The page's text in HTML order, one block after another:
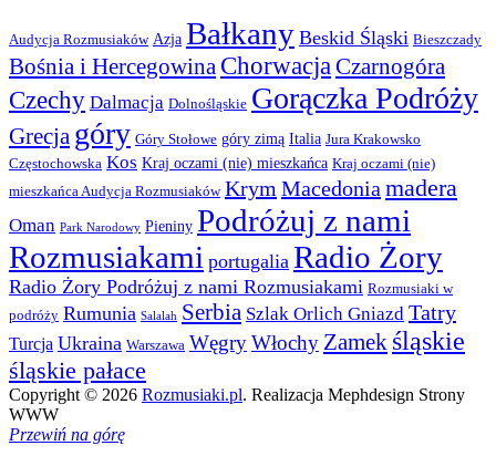
Audycja Rozmusiaków Azja Bałkany Beskid Śląski Bieszczady
Bośnia i Hercegowina ChorwacjaCzarnogóra
Czechy Dalmacja Dolnośląskie Gorączka Podróży
Grecja góry Góry Stołowe góry zimą Italia Jura Krakowsko
Częstochowska Kos Kraj oczami (nie) mieszkańca Kraj oczami (nie)
mieszkańca Audycja Rozmusiaków Krym Macedonia madera
Oman Park Narodowy Pieniny Podróżuj z nami
Rozmusiakami portugalia Radio Żory
Radio Żory Podróżuj z nami Rozmusiakami Rozmusiaki w
podróży Rumunia Salalah Serbia Szlak Orlich Gniazd Tatry
Turcja Ukraina Warszawa WęgryWłochy Zamek śląskie
śląskie pałace
Copyright © 2026 Rozmusiaki.pl. Realizacja Mephdesign Strony
WWW
Przewiń na górę